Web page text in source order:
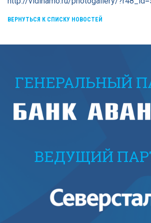
ВЕРНУТЬСЯ К СПИСКУ НОВОСТЕЙ
ГЕНЕРАЛЬНЫЙ
ВЕДУЩИЙ